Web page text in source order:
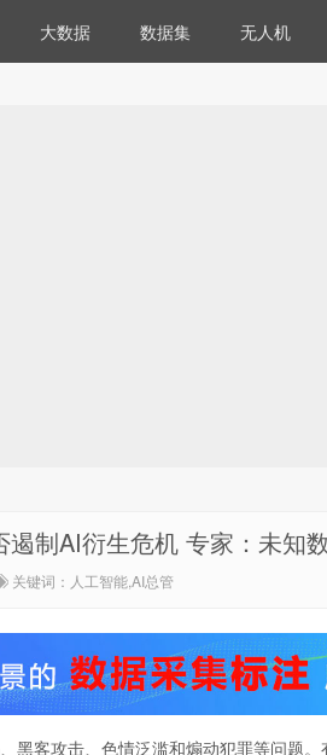
大数据 数据集 无人机
遏制AI衍生危机 专家：未知
关键词：人工智能,AI总管
黑客攻击、色情泛滥和煽动犯罪等问题